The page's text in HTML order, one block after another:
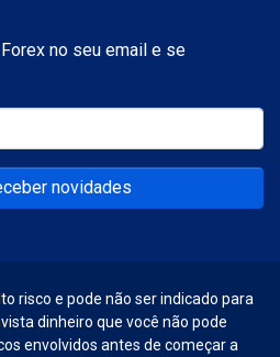
no seu email e se
novidades
risco e pode não ser indicado para
dinheiro que você não pode
envolvidos antes de começar a